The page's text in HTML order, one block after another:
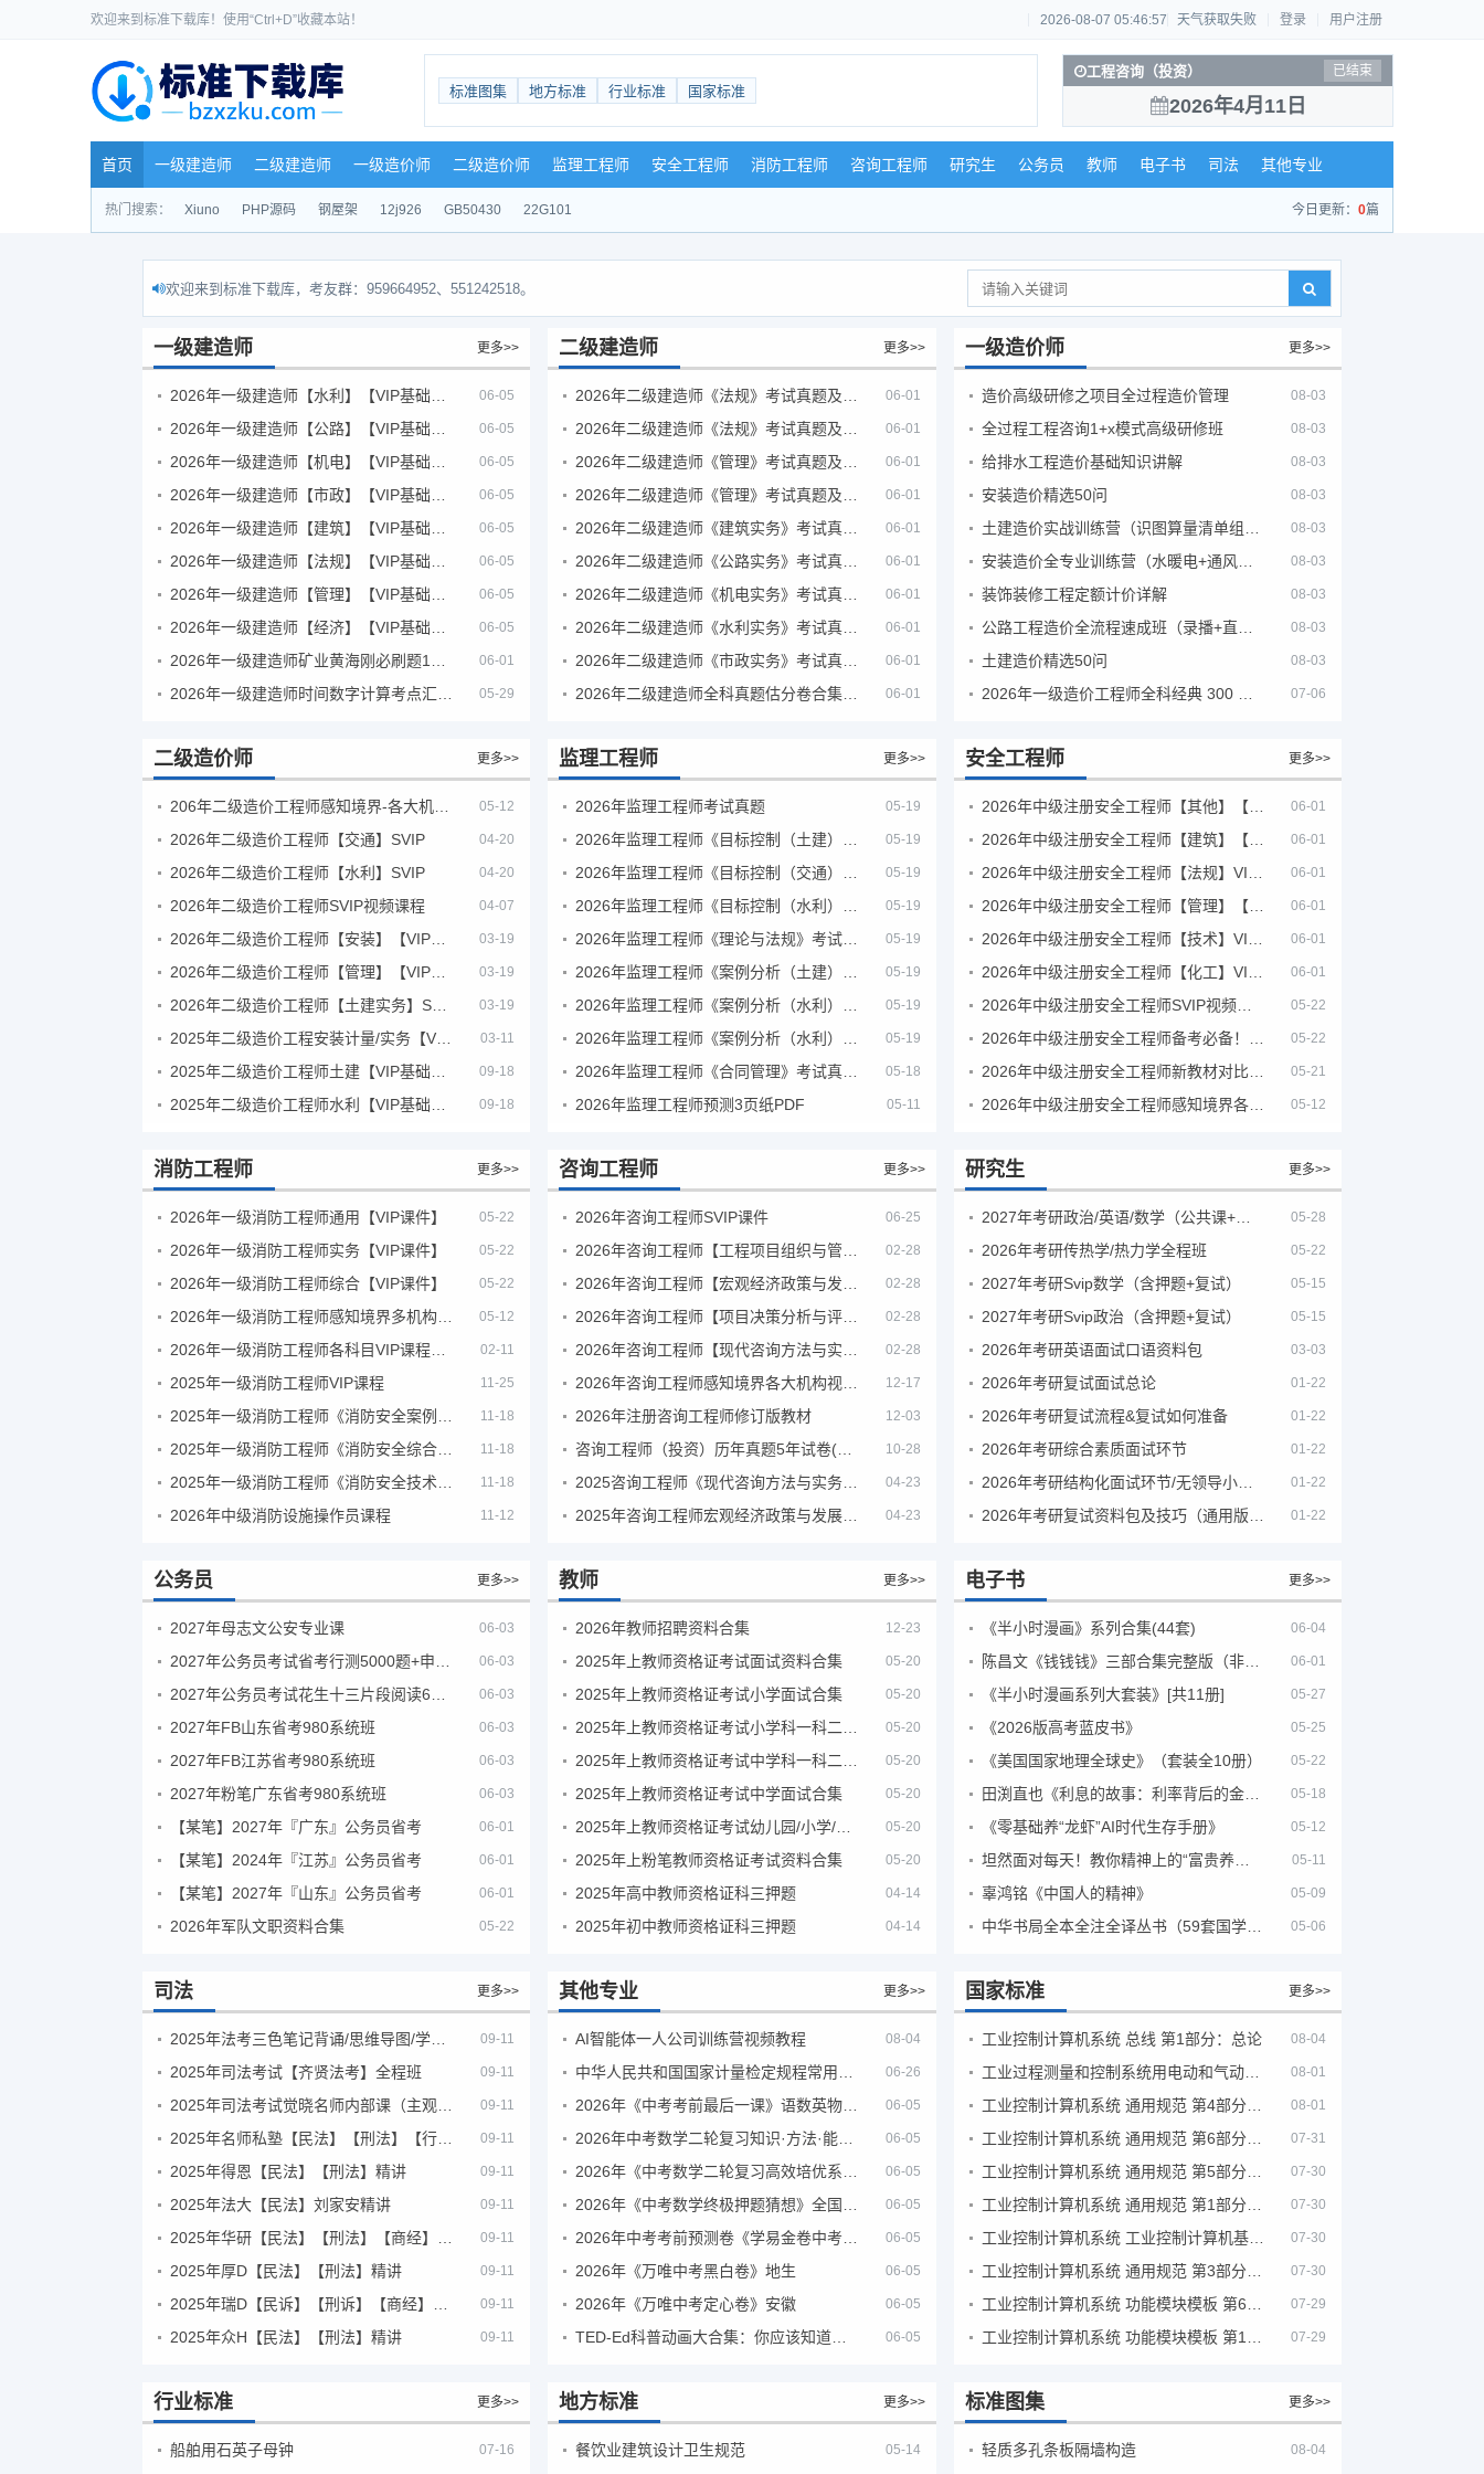
欢迎来到标准下载库！使用“Ctrl+D”收藏本站！ 2026-08-07 05:46:58 天气获取失败 登录 用户注册
标准图集 地方标准 行业标准 国家标准
工程咨询（投资） 已结束
2026年4月11日
首页 一级建造师 二级建造师 一级造价师 二级造价师 监理工程师 安全工程师 消防工程师 咨询工程师 研究生 公务员 教师 电子书 司法 其他专业
热门搜索： Xiuno PHP源码 钢屋架 12j926 GB50430 22G101 今日更新： 0篇
欢迎来到标准下载库，考友群：959664952、551242518。
一级建造师 更多>>
06-05
06-05
06-05
06-05
06-05
06-05
06-05
06-05
06-01
05-29
二级建造师 更多>>
06-01
06-01
06-01
06-01
06-01
06-01
06-01
06-01
06-01
06-01
一级造价师 更多>>
造价高级研修之项目全过程造价管理 08-03
全过程工程咨询1+x模式高级研修班 08-03
给排水工程造价基础知识讲解 08-03
安装造价精选50问 08-03
08-03
08-03
装饰装修工程定额计价详解 08-03
08-03
土建造价精选50问 08-03
07-06
二级造价师 更多>>
05-12
2026年二级造价工程师【交通】SVIP 04-20
2026年二级造价工程师【水利】SVIP 04-20
2026年二级造价工程师SVIP视频课程 04-07
03-19
03-19
03-19
03-11
09-18
09-18
监理工程师 更多>>
2026年监理工程师考试真题 05-19
05-19
05-19
05-19
05-19
05-19
05-19
05-19
05-18
2026年监理工程师预测3页纸PDF 05-11
安全工程师 更多>>
2026年中级注册安全工程师【其他】【VIP基础同步班】 06-01
2026年中级注册安全工程师【建筑】【VIP基础同步班】 06-01
06-01
2026年中级注册安全工程师【管理】【VIP基础同步班】 06-01
06-01
06-01
2026年中级注册安全工程师SVIP视频课程 05-22
05-22
05-21
2026年中级注册安全工程师感知境界各大机构课程 05-12
消防工程师 更多>>
2026年一级消防工程师通用【VIP课件】 05-22
2026年一级消防工程师实务【VIP课件】 05-22
2026年一级消防工程师综合【VIP课件】 05-22
05-12
02-11
2025年一级消防工程师VIP课程 11-25
11-18
11-18
11-18
2026年中级消防设施操作员课程 11-12
咨询工程师 更多>>
2026年咨询工程师SVIP课件 06-25
02-28
02-28
02-28
02-28
12-17
2026年注册咨询工程师修订版教材 12-03
10-28
04-23
04-23
研究生 更多>>
2027年考研政治/英语/数学（公共课+专业课） 05-28
2026年考研传热学/热力学全程班 05-22
2027年考研Svip数学（含押题+复试） 05-15
2027年考研Svip政治（含押题+复试） 05-15
2026年考研英语面试口语资料包 03-03
2026年考研复试面试总论 01-22
2026年考研复试流程&复试如何准备 01-22
2026年考研综合素质面试环节 01-22
2026年考研结构化面试环节/无领导小组面试环节/面试技巧及简历书写 01-22
01-22
公务员 更多>>
2027年母志文公安专业课 06-03
06-03
06-03
2027年FB山东省考980系统班 06-03
2027年FB江苏省考980系统班 06-03
2027年粉笔广东省考980系统班 06-03
【某笔】2027年『广东』公务员省考 06-01
【某笔】2024年『江苏』公务员省考 06-01
【某笔】2027年『山东』公务员省考 06-01
2026年军队文职资料合集 05-22
教师 更多>>
2026年教师招聘资料合集 12-23
2025年上教师资格证考试面试资料合集 05-20
2025年上教师资格证考试小学面试合集 05-20
05-20
05-20
2025年上教师资格证考试中学面试合集 05-20
05-20
2025年上粉笔教师资格证考试资料合集 05-20
2025年高中教师资格证科三押题 04-14
2025年初中教师资格证科三押题 04-14
电子书 更多>>
《半小时漫画》系列合集(44套) 06-04
陈昌文《钱钱钱》三部合集完整版（非出版书籍） 06-01
《半小时漫画系列大套装》[共11册] 05-27
《2026版高考蓝皮书》 05-25
《美国国家地理全球史》（套装全10册） 05-22
田渕直也《利息的故事：利率背后的金融世界》 05-18
《零基础养“龙虾”AI时代生存手册》 05-12
05-11
辜鸿铭《中国人的精神》 05-09
中华书局全本全注全译丛书（59套国学经典） 05-06
司法 更多>>
09-11
2025年司法考试【齐贤法考】全程班 09-11
09-11
09-11
2025年得恩【民法】【刑法】精讲 09-11
2025年法大【民法】刘家安精讲 09-11
09-11
2025年厚D【民法】【刑法】精讲 09-11
09-11
2025年众H【民法】【刑法】精讲 09-11
其他专业 更多>>
AI智能体一人公司训练营视频教程 08-04
06-26
06-05
06-05
06-05
06-05
06-05
2026年《万唯中考黑白卷》地生 06-05
2026年《万唯中考定心卷》安徽 06-05
06-05
国家标准 更多>>
工业控制计算机系统 总线 第1部分：总论 08-04
工业过程测量和控制系统用电动和气动模拟计算器性能评定方法 08-01
08-01
07-31
07-30
07-30
工业控制计算机系统 工业控制计算机基本平台 第2部分：性能评定方法 07-30
07-30
07-29
07-29
行业标准 更多>>
船舶用石英子母钟 07-16
地方标准 更多>>
餐饮业建筑设计卫生规范 05-14
标准图集 更多>>
轻质多孔条板隔墙构造 08-04